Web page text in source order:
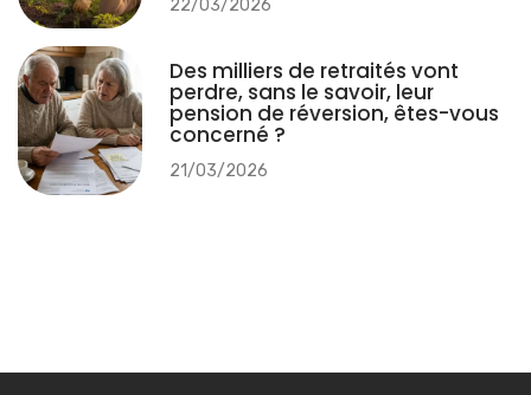
22/03/2026
Des milliers de retraités vont
perdre, sans le savoir, leur
pension de réversion, êtes-vous
concerné ?
21/03/2026